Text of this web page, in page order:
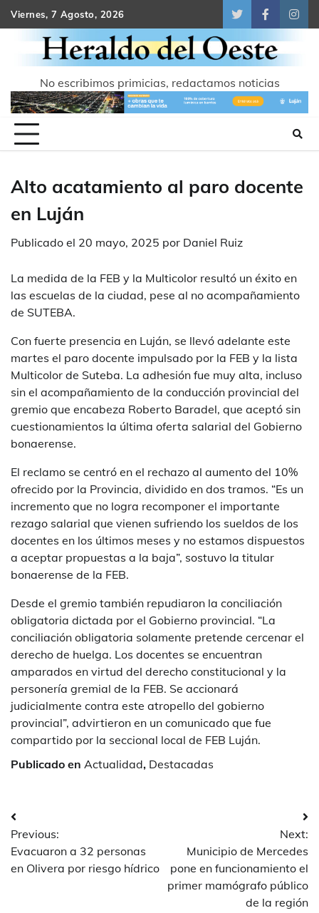
Skip
to
content
Viernes, 7 Agosto, 2026
TwitterFacebook
No escribimos primicias, redactamos noticias
Alto acatamiento al paro docente
en Luján
Publicado el 20 mayo, 2025 por Daniel Ruiz
La medida de la FEB y la Multicolor resultó un éxito en
las escuelas de la ciudad, pese al no acompañamiento
de SUTEBA.
Con fuerte presencia en Luján, se llevó adelante este
martes el paro docente impulsado por la FEB y la lista
Multicolor de Suteba. La adhesión fue muy alta, incluso
sin el acompañamiento de la conducción provincial del
gremio que encabeza Roberto Baradel, que aceptó sin
cuestionamientos la última oferta salarial del Gobierno
bonaerense.
El reclamo se centró en el rechazo al aumento del 10%
ofrecido por la Provincia, dividido en dos tramos. “Es un
incremento que no logra recomponer el importante
rezago salarial que vienen sufriendo los sueldos de los
docentes en los últimos meses y no estamos dispuestos
a aceptar propuestas a la baja”, sostuvo la titular
bonaerense de la FEB.
Desde el gremio también repudiaron la conciliación
obligatoria dictada por el Gobierno provincial. “La
conciliación obligatoria solamente pretende cercenar el
derecho de huelga. Los docentes se encuentran
amparados en virtud del derecho constitucional y la
personería gremial de la FEB. Se accionará
judicialmente contra este atropello del gobierno
provincial”, advirtieron en un comunicado que fue
compartido por la seccional local de FEB Luján.
Publicado en Actualidad, Destacadas
Navegación
de
entradas
Previous:
Evacuaron a 32 personas
en Olivera por riesgo hídrico
Next:
Municipio de Mercedes
pone en funcionamiento el
primer mamógrafo público
de la región